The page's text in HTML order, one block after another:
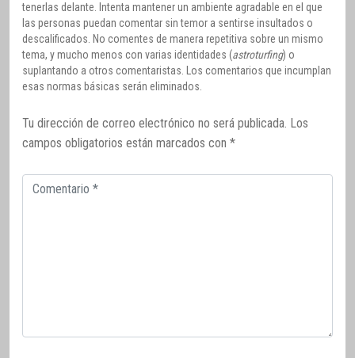
tenerlas delante. Intenta mantener un ambiente agradable en el que
las personas puedan comentar sin temor a sentirse insultados o
descalificados. No comentes de manera repetitiva sobre un mismo
tema, y mucho menos con varias identidades (astroturfing) o
suplantando a otros comentaristas. Los comentarios que incumplan
esas normas básicas serán eliminados.
Tu dirección de correo electrónico no será publicada. Los
campos obligatorios están marcados con *
Comentario